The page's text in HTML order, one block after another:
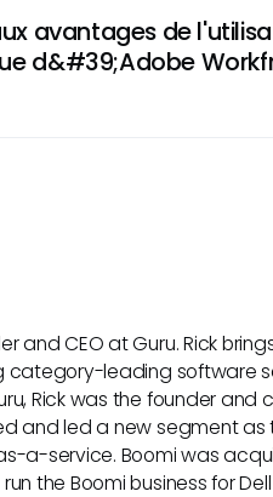
Workfront est la
Cloud améliore le flux
en matière de délégué des
avantages de
d&#39;Adobe
étendue En outre, la
pour les petites
and CEO at Guru. Rick
category-leading software
Rick was the founder
and led a new segment
a-service. Boomi was
the Boomi business for